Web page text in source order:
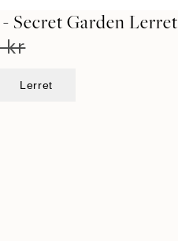
Secret Garden Lerret
kr
Lerret